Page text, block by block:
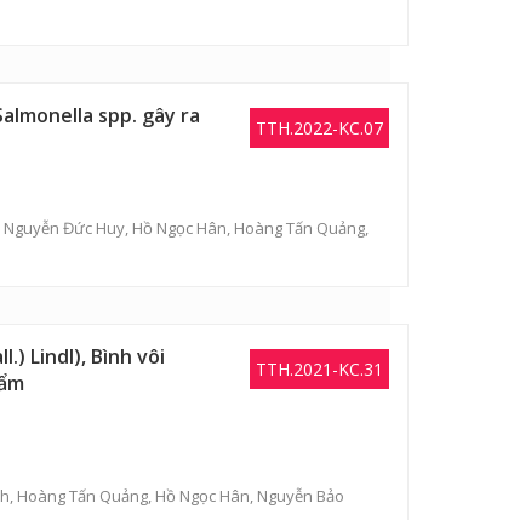
TTH.2022-KC.07
spp. gây ra
Nguyễn Đức Huy, Hồ Ngọc Hân, Hoàng Tấn Quảng,
TTH.2021-KC.31
Lindl), Bình vôi
, Hoàng Tấn Quảng, Hồ Ngọc Hân, Nguyễn Bảo